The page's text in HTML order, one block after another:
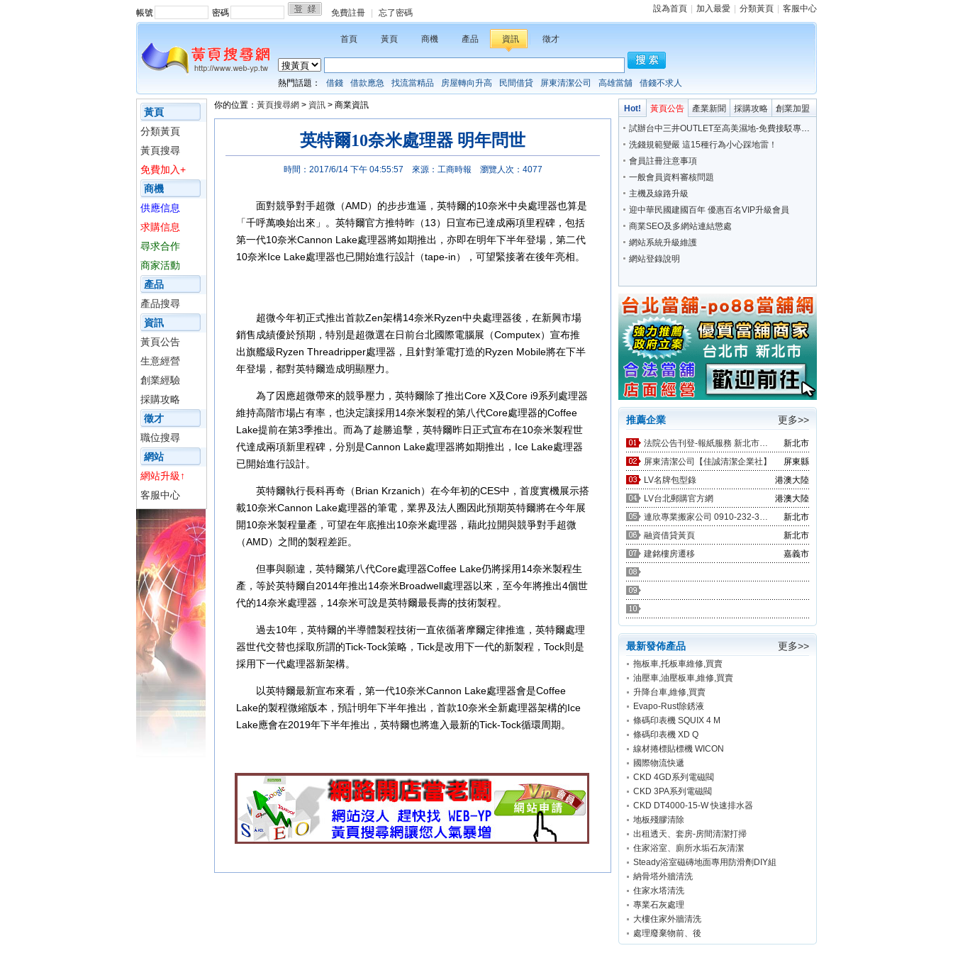
帳號 密碼 免費註冊 忘了密碼 設為首頁 加入最愛 分類黃頁 客服中心
首頁 黃頁 商機 產品 資訊 徵才
熱門話題： 借錢 借款應急 找流當精品 房屋轉向升高 民間借貸 屏東清潔公司 高雄當舖 借錢不求人
黃頁
分類黃頁
黃頁搜尋
免費加入+
商機
供應信息
求購信息
尋求合作
商家活動
產品
產品搜尋
資訊
黃頁公告
生意經營
創業經驗
採購攻略
徵才
職位搜尋
網站
網站升級↑
客服中心
你的位置： 黃頁搜尋網 > 資訊 > 商業資訊
英特爾10奈米處理器 明年問世
時間：2017/6/14 下午 04:55:57 來源：工商時報 瀏覽人次：4077
面對競爭對手超微（AMD）的步步進逼，英特爾的10奈米中央處理器也算是
「千呼萬喚始出來」。英特爾官方推特昨（13）日宣布已達成兩項里程碑，包括
第一代10奈米Cannon Lake處理器將如期推出，亦即在明年下半年登場，第二代
10奈米Ice Lake處理器也已開始進行設計（tape-in），可望緊接著在後年亮相。
超微今年初正式推出首款Zen架構14奈米Ryzen中央處理器後，在新興市場
銷售成績優於預期，特別是超微選在日前台北國際電腦展（Computex）宣布推
出旗艦級Ryzen Threadripper處理器，且針對筆電打造的Ryzen Mobile將在下半
年登場，都對英特爾造成明顯壓力。
為了因應超微帶來的競爭壓力，英特爾除了推出Core X及Core i9系列處理器
維持高階市場占有率，也決定讓採用14奈米製程的第八代Core處理器的Coffee
Lake提前在第3季推出。而為了趁勝追擊，英特爾昨日正式宣布在10奈米製程世
代達成兩項新里程碑，分別是Cannon Lake處理器將如期推出，Ice Lake處理器
已開始進行設計。
英特爾執行長科再奇（Brian Krzanich）在今年初的CES中，首度實機展示搭
載10奈米Cannon Lake處理器的筆電，業界及法人圈因此預期英特爾將在今年展
開10奈米製程量產，可望在年底推出10奈米處理器，藉此拉開與競爭對手超微
（AMD）之間的製程差距。
但事與願違，英特爾第八代Core處理器Coffee Lake仍將採用14奈米製程生
產，等於英特爾自2014年推出14奈米Broadwell處理器以來，至今年將推出4個世
代的14奈米處理器，14奈米可說是英特爾最長壽的技術製程。
過去10年，英特爾的半導體製程技術一直依循著摩爾定律推進，英特爾處理
器世代交替也採取所謂的Tick-Tock策略，Tick是改用下一代的新製程，Tock則是
採用下一代處理器新架構。
以英特爾最新宣布來看，第一代10奈米Cannon Lake處理器會是Coffee
Lake的製程微縮版本，預計明年下半年推出，首款10奈米全新處理器架構的Ice
Lake應會在2019年下半年推出，英特爾也將進入最新的Tick-Tock循環周期。
Hot! 黃頁公告 產業新聞 採購攻略
創業加盟
綜合熱門
試辦台中三井OUTLET至高美濕地-免費接駁專車今上路
洗錢規範變嚴 這15種行為小心踩地雷！
會員註冊注意事項
一般會員資料審核問題
主機及線路升級
迎中華民國建國百年 優惠百名VIP升級會員
商業SEO及多網站連結懲處
網站系統升級維護
網站登錄說明
推薦企業 更多>>
新北市
法院公告刊登-報紙服務 新北市廣告
屏東縣
屏東清潔公司【佳誠清潔企業社】
港澳大陸
LV名牌包型錄
港澳大陸
LV台北郵購官方網
新北市
連欣專業搬家公司 0910-232-344 / 0953-047-909
新北市
融資借貸黃頁
嘉義市
建銘樓房遷移
最新發佈產品 更多>>
拖板車,托板車維修,買賣
油壓車,油壓板車,維修,買賣
升降台車,維修,買賣
Evapo-Rust除銹液
條碼印表機 SQUIX 4 M
條碼印表機 XD Q
線材捲標貼標機 WICON
國際物流快遞
CKD 4GD系列電磁閥
CKD 3PA系列電磁閥
CKD DT4000-15-W 快速排水器
地板殘膠清除
出租透天、套房-房間清潔打掃
住家浴室、廁所水垢石灰清潔
Steady浴室磁磚地面專用防滑劑DIY組
納骨塔外牆清洗
住家水塔清洗
專業石灰處理
大樓住家外牆清洗
處理廢棄物前、後